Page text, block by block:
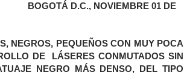
BOGOTÁ D.C., NOVIEMBRE 01 DE
NEGROS, PEQUEÑOS CON MUY POCA
DE LÁSERES CONMUTADOS SIN
NEGRO MÁS DENSO, DEL TIPO